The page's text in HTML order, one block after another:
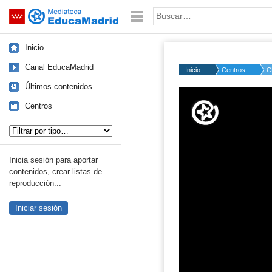
Saltar navegación Palabra o frase:
Inicio
Canal EducaMadrid
Últimos contenidos
Centros
Inicia sesión para aportar
contenidos, crear listas de
reproducción...
Iniciar sesión
Inicio Centros
50%